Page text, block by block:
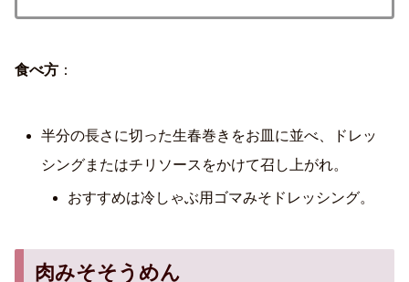
食べ方 ：
半分の長さに切った生春巻きをお皿に並べ、ドレッ
シングまたはチリソースをかけて召し上がれ。
おすすめは冷しゃぶ用ゴマみそドレッシング。
肉みそそうめん